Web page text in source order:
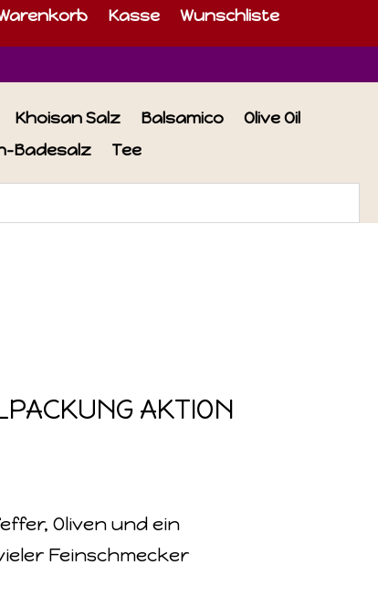
Kasse Wunschliste
Khoisan Salz Balsamico
Olive Oil
Badesalz Tee
AKTION
Oliven und ein
Feinschmecker